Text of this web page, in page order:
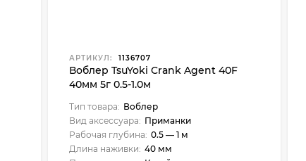
АРТИКУЛ: 1136707
Воблер TsuYoki Crank Agent 40F
40мм 5г 0.5-1.0м
Тип товара: Воблер
Вид аксессуара: Приманки
Рабочая глубина: 0.5 — 1 м
Длина наживки: 40 мм